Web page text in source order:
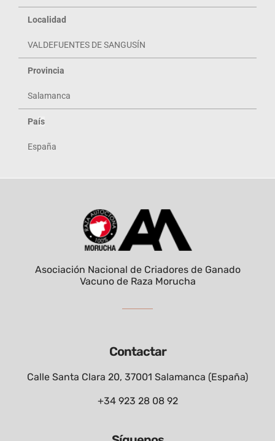
Localidad
VALDEFUENTES DE SANGUSÍN
Provincia
Salamanca
País
España
Contactar
Calle Santa Clara 20, 37001 Salamanca (España)
+34 923 28 08 92
Asociación Nacional de Criadores de Ganado
Vacuno de Raza Morucha